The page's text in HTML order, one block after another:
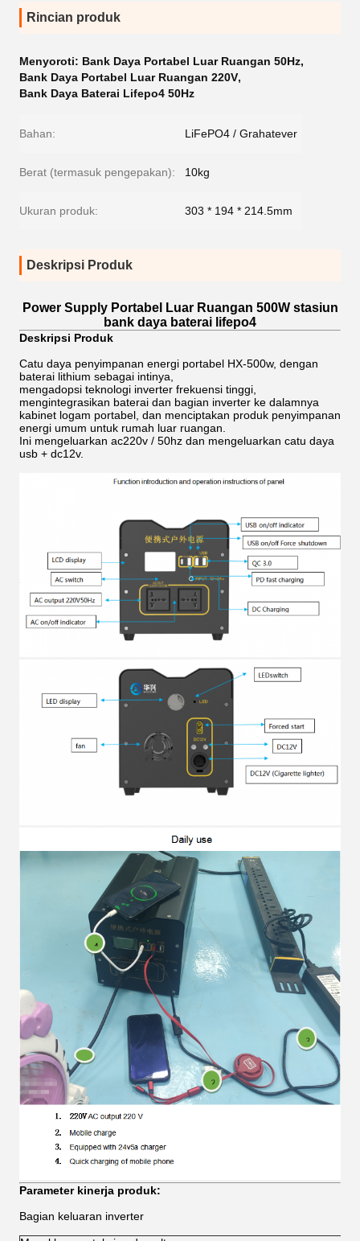
Rincian produk
Menyoroti: Bank Daya Portabel Luar Ruangan 50Hz,
Bank Daya Portabel Luar Ruangan 220V,
Bank Daya Baterai Lifepo4 50Hz
Bahan: LiFePO4 / Grahatever
Berat (termasuk pengepakan): 10kg
Ukuran produk: 303 * 194 * 214.5mm
Deskripsi Produk
Power Supply Portabel Luar Ruangan 500W stasiun
bank daya baterai lifepo4
Deskripsi Produk
Catu daya penyimpanan energi portabel HX-500w, dengan
baterai lithium sebagai intinya,
mengadopsi teknologi inverter frekuensi tinggi,
mengintegrasikan baterai dan bagian inverter ke dalamnya
kabinet logam portabel, dan menciptakan produk penyimpanan
energi umum untuk rumah luar ruangan.
Ini mengeluarkan ac220v / 50hz dan mengeluarkan catu daya
usb + dc12v.
Parameter kinerja produk:
Bagian keluaran inverter